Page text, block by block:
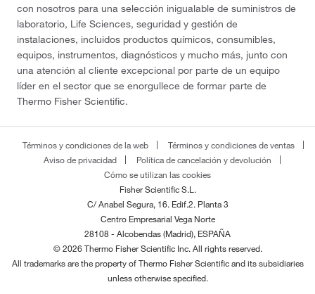
con nosotros para una selección inigualable de suministros de
laboratorio, Life Sciences, seguridad y gestión de
instalaciones, incluidos productos químicos, consumibles,
equipos, instrumentos, diagnósticos y mucho más, junto con
una atención al cliente excepcional por parte de un equipo
líder en el sector que se enorgullece de formar parte de
Thermo Fisher Scientific.
Términos y condiciones de la web
Términos y condiciones de ventas
Aviso de privacidad
Política de cancelación y devolución
Cómo se utilizan las cookies
Fisher Scientific S.L.
C/ Anabel Segura, 16. Edif.2. Planta 3
Centro Empresarial Vega Norte
28108 - Alcobendas (Madrid), ESPAÑA
© 2026 Thermo Fisher Scientific Inc. All rights reserved.
All trademarks are the property of Thermo Fisher Scientific and its subsidiaries
unless otherwise specified.